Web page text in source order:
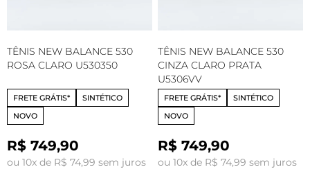
TÊNIS NEW BALANCE 530
ROSA CLARO U530350
FRETE GRÁTIS*
SINTÉTICO
NOVO
R$ 749,90
ou 10x de R$ 74,99 sem juros
TÊNIS NEW BALANCE 530
CINZA CLARO PRATA
U5306VV
FRETE GRÁTIS*
SINTÉTICO
NOVO
R$ 749,90
ou 10x de R$ 74,99 sem juros